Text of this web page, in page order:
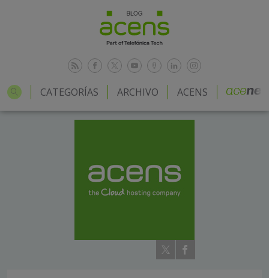
CATEGORÍAS ARCHIVO ACENS